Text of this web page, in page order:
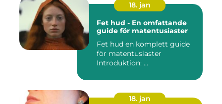
18. jan
Fet hud - En omfattande
guide för matentusiaster
Fet hud en komplett guide
för matentusiaster
Introduktion: ...
18. jan